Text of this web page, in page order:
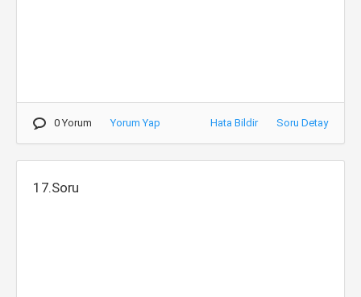
0 Yorum Yorum Yap Hata Bildir Soru Detay
17.Soru